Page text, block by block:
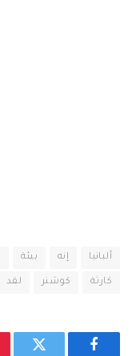
ألبانيا إنه بيئة
كارثة كوشنر لقد